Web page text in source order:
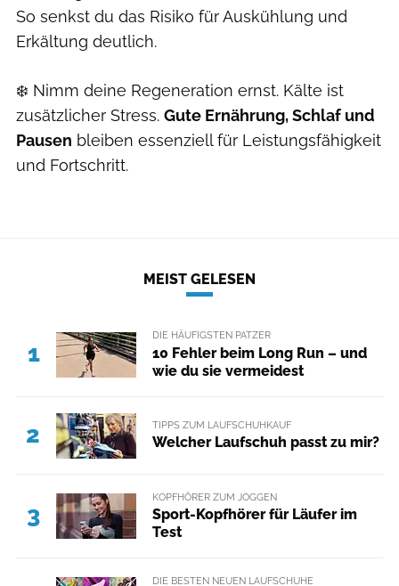
So senkst du das Risiko für Auskühlung und
Erkältung deutlich.
❄️ Nimm deine Regeneration ernst. Kälte ist
zusätzlicher Stress. Gute Ernährung, Schlaf und
Pausen bleiben essenziell für Leistungsfähigkeit
und Fortschritt.
MEIST GELESEN
1
DIE HÄUFIGSTEN PATZER
10 Fehler beim Long Run – und
wie du sie vermeidest
2 TIPPS ZUM LAUFSCHUHKAUF
Welcher Laufschuh passt zu mir?
3
KOPFHÖRER ZUM JOGGEN
Sport-Kopfhörer für Läufer im
Test
DIE BESTEN NEUEN LAUFSCHUHE